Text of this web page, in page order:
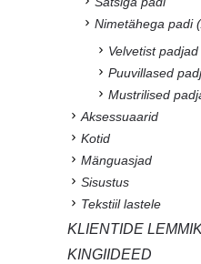
Nimetähega padi
Velvetist
Puuvillased
Mustrilised
Aksessuaarid
Kotid
Mänguasjad
Sisustus
Tekstiil lastele
KLIENTIDE
KINGIIDEED